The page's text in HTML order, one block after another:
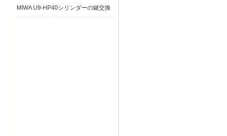
MIWA U9-HP40シリンダーの鍵交換